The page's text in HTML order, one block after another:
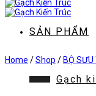
dung
SẢN PHẨM
Gạch
Home /Shop / BỘ SƯU